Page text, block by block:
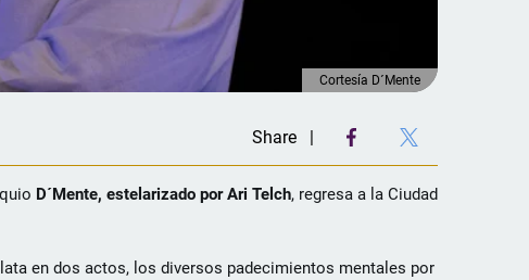
Cortesía D´Mente
Share
D´Mente, estelarizado por Ari Telch, regresa a la Ciudad
en dos actos, los diversos padecimientos mentales por